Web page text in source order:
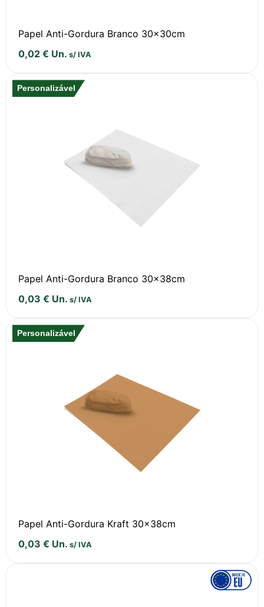
Papel Anti-Gordura Branco 30x30cm
0,02 € Un. s/ IVA
Personalizável
Papel Anti-Gordura Branco 30x38cm
0,03 € Un. s/ IVA
Personalizável
Papel Anti-Gordura Kraft 30x38cm
0,03 € Un. s/ IVA